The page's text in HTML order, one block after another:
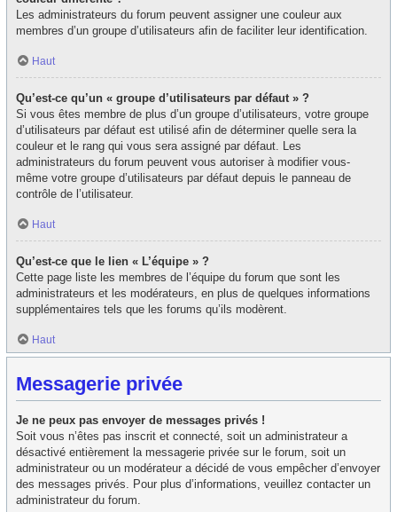
Les administrateurs du forum peuvent assigner une couleur aux
membres d’un groupe d’utilisateurs afin de faciliter leur identification.
Haut
Qu’est-ce qu’un « groupe d’utilisateurs par défaut » ?
Si vous êtes membre de plus d’un groupe d’utilisateurs, votre groupe
d’utilisateurs par défaut est utilisé afin de déterminer quelle sera la
couleur et le rang qui vous sera assigné par défaut. Les
administrateurs du forum peuvent vous autoriser à modifier vous-
même votre groupe d’utilisateurs par défaut depuis le panneau de
contrôle de l’utilisateur.
Haut
Qu’est-ce que le lien « L’équipe » ?
Cette page liste les membres de l’équipe du forum que sont les
administrateurs et les modérateurs, en plus de quelques informations
supplémentaires tels que les forums qu’ils modèrent.
Haut
Messagerie privée
Je ne peux pas envoyer de messages privés !
Soit vous n’êtes pas inscrit et connecté, soit un administrateur a
désactivé entièrement la messagerie privée sur le forum, soit un
administrateur ou un modérateur a décidé de vous empêcher d’envoyer
des messages privés. Pour plus d’informations, veuillez contacter un
administrateur du forum.